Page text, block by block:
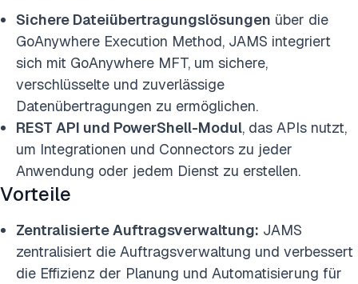
Sichere Dateiübertragungslösungen über die
GoAnywhere Execution Method, JAMS integriert
sich mit GoAnywhere MFT, um sichere,
verschlüsselte und zuverlässige
Datenübertragungen zu ermöglichen.
REST API und PowerShell-Modul, das APIs nutzt,
um Integrationen und Connectors zu jeder
Anwendung oder jedem Dienst zu erstellen.
Vorteile
Zentralisierte Auftragsverwaltung: JAMS
zentralisiert die Auftragsverwaltung und verbessert
die Effizienz der Planung und Automatisierung für